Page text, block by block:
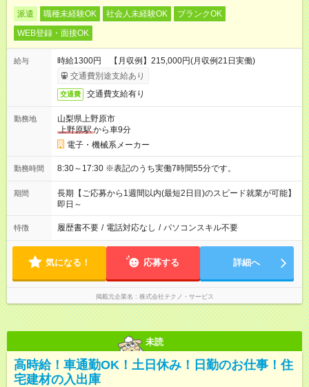
派遣 職種未経験OK 社会人未経験OK
ブランクOK
WEB登録・面接OK
給与
時給1300円 【月収例】215,000円(月収例21日実働)
交通費別途支給あり
交通費 交通費支給有り
勤務地
山梨県上野原市
上野原駅から車9分
電子・機械系メーカー
勤務時間 8:30～17:30 ※表記のうち実働7時間55分です。
期間
長期【ご応募から1週間以内(最短2日目)のスピード就業が可能】
即日～
特徴 履歴書不要 / 電話対応なし / パソコンスキル不要
気になる！ 応募する 詳細へ
掲載元企業名 株式会社テクノ・サービス
未読
高時給！車通勤OK！土日休み！日勤のお仕事！住
宅建材の入出庫